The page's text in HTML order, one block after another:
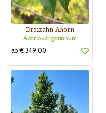
Dreizahn-Ahorn
Acer buergerianum
ab € 349,00